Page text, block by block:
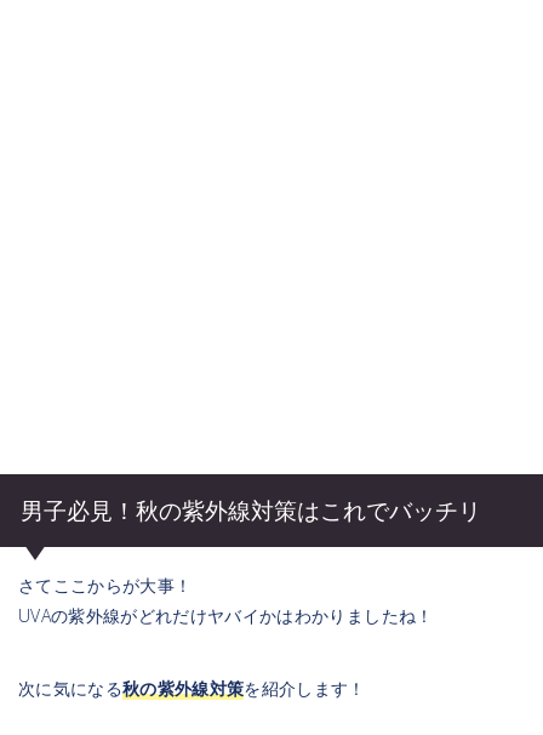
男子必見！秋の紫外線対策はこれでバッチリ
さてここからが大事！
UVAの紫外線がどれだけヤバイかはわかりましたね！
次に気になる秋の紫外線対策を紹介します！